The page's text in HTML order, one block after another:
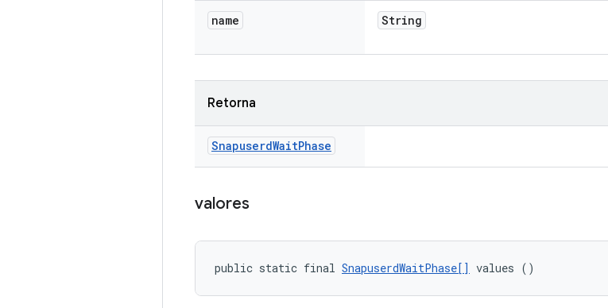
name String
Retorna
SnapuserdWaitPhase
valores
public static final SnapuserdWaitPhase[] values ()